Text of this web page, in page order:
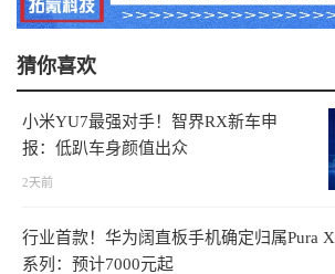
猜你喜欢
小米YU7最强对手！智界RX新车申
报：低趴车身颜值出众
2天前
行业首款！华为阔直板手机确定归属Pura X
系列：预计7000元起